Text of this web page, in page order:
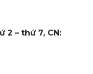
2 – thứ 7, CN: